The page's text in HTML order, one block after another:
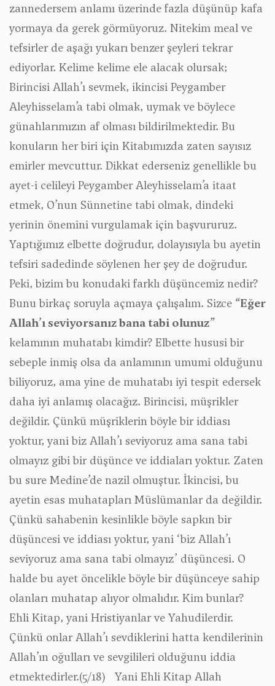
zannedersem anlamı üzerinde fazla düşünüp kafa
yormaya da gerek görmüyoruz. Nitekim meal ve
tefsirler de aşağı yukarı benzer şeyleri tekrar
ediyorlar. Kelime kelime ele alacak olursak;
Birincisi Allah’ı sevmek, ikincisi Peygamber
Aleyhisselam’a tabi olmak, uymak ve böylece
günahlarımızın af olması bildirilmektedir. Bu
konuların her biri için Kitabımızda zaten sayısız
emirler mevcuttur. Dikkat ederseniz genellikle bu
ayet-i celileyi Peygamber Aleyhisselam’a itaat
etmek, O’nun Sünnetine tabi olmak, dindeki
yerinin önemini vurgulamak için başvururuz.
Yaptığımız elbette doğrudur, dolayısıyla bu ayetin
tefsiri sadedinde söylenen her şey de doğrudur.
Peki, bizim bu konudaki farklı düşüncemiz nedir?
Bunu birkaç soruyla açmaya çalışalım. Sizce “Eğer
Allah’ı seviyorsanız bana tabi olunuz”
kelamının muhatabı kimdir? Elbette hususi bir
sebeple inmiş olsa da anlamının umumi olduğunu
biliyoruz, ama yine de muhatabı iyi tespit edersek
daha iyi anlamış olacağız. Birincisi, müşrikler
değildir. Çünkü müşriklerin böyle bir iddiası
yoktur, yani biz Allah’ı seviyoruz ama sana tabi
olmayız gibi bir düşünce ve iddiaları yoktur. Zaten
bu sure Medine’de nazil olmuştur. İkincisi, bu
ayetin esas muhatapları Müslümanlar da değildir.
Çünkü sahabenin kesinlikle böyle sapkın bir
düşüncesi ve iddiası yoktur, yani ‘biz Allah’ı
seviyoruz ama sana tabi olmayız’ düşüncesi. O
halde bu ayet öncelikle böyle bir düşünceye sahip
olanları muhatap alıyor olmalıdır. Kim bunlar?
Ehli Kitap, yani Hristiyanlar ve Yahudilerdir.
Çünkü onlar Allah’ı sevdiklerini hatta kendilerinin
Allah’ın oğulları ve sevgilileri olduğunu iddia
etmektedirler.(5/18) Yani Ehli Kitap Allah